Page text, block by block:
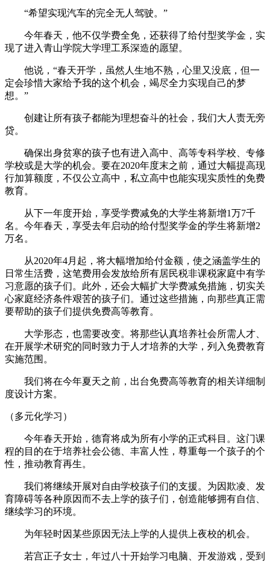
“希望实现汽车的完全无人驾驶。”
今年春天，他不仅学费全免，还获得了给付型奖学金，实
现了进入青山学院大学理工系深造的愿望。
他说，“春天开学，虽然人生地不熟，心里又没底，但一
定会珍惜大家给予我的这个机会，竭尽全力实现自己的梦
想。”
创建让所有孩子都能为理想奋斗的社会，我们大人责无旁
贷。
确保出身贫寒的孩子也有进入高中、高等专科学校、专修
学校或是大学的机会。要在2020年度末之前，通过大幅提高现
行加算额度，不仅公立高中，私立高中也能实现实质性的免费
教育。
从下一年度开始，享受学费减免的大学生将新增1万7千
名。今年春天，享受去年启动的给付型奖学金的学生将新增2
万名。
从2020年4月起，将大幅增加给付金额，使之涵盖学生的
日常生活费，这笔费用会发放给所有居民税非课税家庭中有学
习意愿的孩子们。此外，还会大幅扩大学费减免措施，切实关
心家庭经济条件艰苦的孩子们。通过这些措施，向那些真正需
要帮助的孩子们提供免费高等教育。
大学形态，也需要改变。将那些认真培养社会所需人才、
在开展学术研究的同时致力于人才培养的大学，列入免费教育
实施范围。
我们将在今年夏天之前，出台免费高等教育的相关详细制
度设计方案。
（多元化学习）
今年春天开始，德育将成为所有小学的正式科目。这门课
程的目的在于培养社会公德、丰富人性，尊重每一个孩子的个
性，推动教育再生。
我们将继续开展对自由学校孩子们的支援。为因欺凌、发
育障碍等各种原因而不去上学的孩子们，创造能够拥有自信、
继续学习的环境。
为年轻时因某些原因无法上学的人提供上夜校的机会。
若宫正子女士，年过八十开始学习电脑、开发游戏，受到